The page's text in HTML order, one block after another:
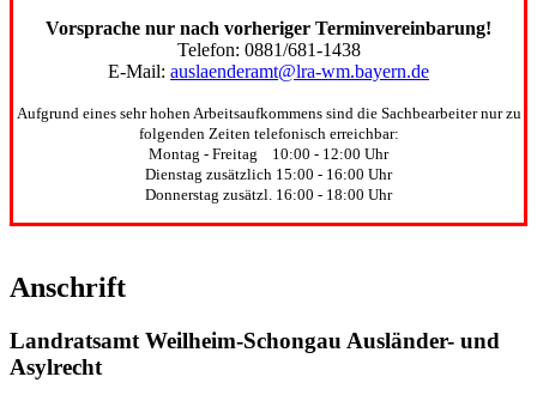
Vorsprache nur nach vorheriger Terminvereinbarung!
Telefon: 0881/681-1438
E-Mail: auslaenderamt@lra-wm.bayern.de
Aufgrund eines sehr hohen Arbeitsaufkommens sind die Sachbearbeiter nur zu
folgenden Zeiten telefonisch erreichbar:
Montag - Freitag 10:00 - 12:00 Uhr
Dienstag zusätzlich 15:00 - 16:00 Uhr
Donnerstag zusätzl. 16:00 - 18:00 Uhr
Anschrift
Landratsamt Weilheim-Schongau Ausländer- und
Asylrecht